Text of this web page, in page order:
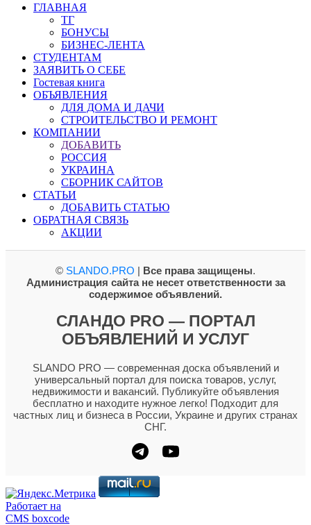
ГЛАВНАЯ
ТГ
БОНУСЫ
БИЗНЕС-ЛЕНТА
СТУДЕНТАМ
ЗАЯВИТЬ О СЕБЕ
Гостевая книга
ОБЪЯВЛЕНИЯ
ДЛЯ ДОМА И ДАЧИ
СТРОИТЕЛЬСТВО И РЕМОНТ
КОМПАНИИ
ДОБАВИТЬ
РОССИЯ
УКРАИНА
СБОРНИК САЙТОВ
СТАТЬИ
ДОБАВИТЬ СТАТЬЮ
ОБРАТНАЯ СВЯЗЬ
АКЦИИ
© SLANDO.PRO | Все права защищены.
Администрация сайта не несет ответственности за
содержимое объявлений.
СЛАНДО PRO — ПОРТАЛ
ОБЪЯВЛЕНИЙ И УСЛУГ
SLANDO PRO — современная доска объявлений и
универсальный портал для поиска товаров, услуг,
недвижимости и вакансий. Публикуйте объявления
бесплатно и находите нужное легко! Подходит для
частных лиц и бизнеса в России, Украине и других странах
СНГ.
Работает на
CMS boxcode